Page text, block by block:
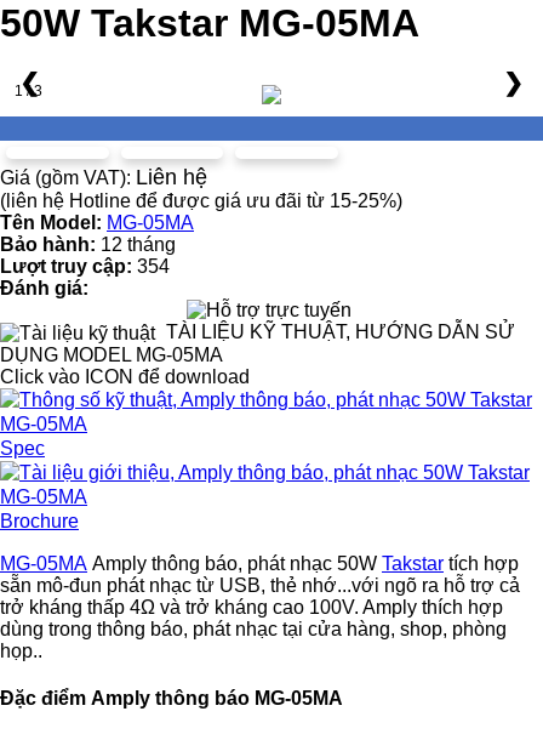
50W Takstar MG-05MA
1 / 3
❮ ❯
Giá (gồm VAT): Liên hệ
(liên hệ Hotline để được giá ưu đãi từ 15-25%)
Tên Model: MG-05MA
Bảo hành: 12 tháng
Lượt truy cập: 354
Đánh giá:
TÀI LIỆU KỸ THUẬT, HƯỚNG DẪN SỬ
DỤNG MODEL MG-05MA
Click vào ICON để download
Spec
Brochure
MG-05MA Amply thông báo, phát nhạc 50W Takstar tích hợp
sẵn mô-đun phát nhạc từ USB, thẻ nhớ...với ngõ ra hỗ trợ cả
trở kháng thấp 4Ω và trở kháng cao 100V. Amply thích hợp
dùng trong thông báo, phát nhạc tại cửa hàng, shop, phòng
họp..
Đặc điểm Amply thông báo MG-05MA